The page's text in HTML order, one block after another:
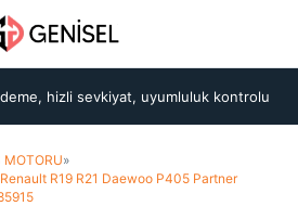
hizli sevkiyat, uyumluluk kontrolu
MOTORU»
R19 R21 Daewoo P405 Partner